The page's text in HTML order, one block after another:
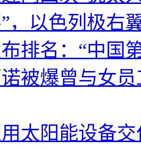
，以色列极右
排名：“中国
被爆曾与女
太阳能设备